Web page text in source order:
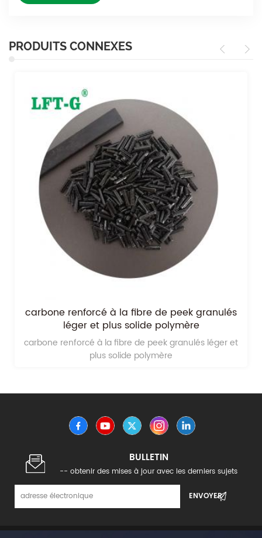
PRODUITS CONNEXES
carbone renforcé à la fibre de peek granulés
léger et plus solide polymère
carbone renforcé à la fibre de peek granulés léger et
plus solide polymère
BULLETIN
-- obtenir des mises à jour avec les derniers sujets